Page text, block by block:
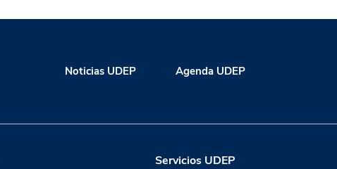
Noticias UDEP Agenda UDEP
Servicios UDEP